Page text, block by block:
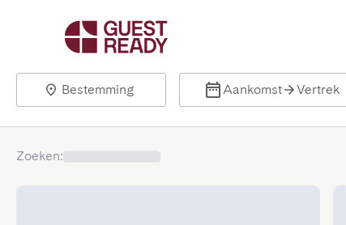
Bestemming Aankomst Vertrek
Zoeken: